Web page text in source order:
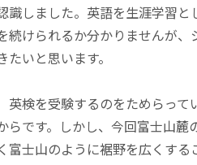
識しました。英語を生涯学習
続けられるか分かりませんが
たいと思います。
英検を受験するのをためらって
らです。しかし、今回富士山
富士山のように裾野を広くす